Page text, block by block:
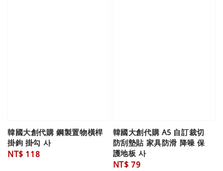
韓國大創代購 鋼製置物橫桿
掛鉤 掛勾 사
Regular
NT$ 118
韓國大創代購 A5 自訂裁切
防刮墊貼 家具防滑 降噪 保
護地板 사
Regular
NT$ 79